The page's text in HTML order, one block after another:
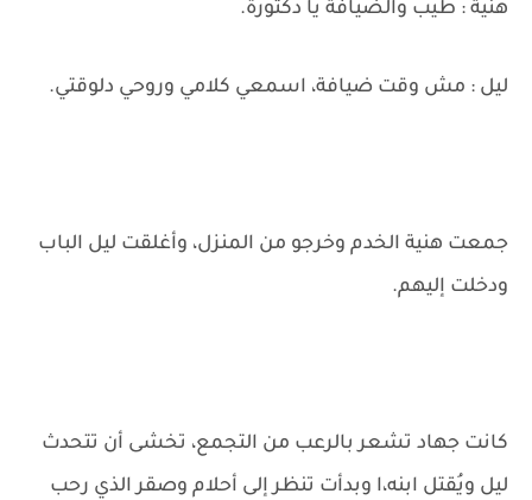
هنية : طيب والضيافة يا دكتورة.
ليل : مش وقت ضيافة، اسمعي كلامي وروحي دلوقتي.
جمعت هنية الخدم وخرجو من المنزل، وأغلقت ليل الباب
ودخلت إليهم.
كانت جهاد تشعر بالرعب من التجمع، تخشى أن تتحدث
ليل ويُقتل ابنه،ا وبدأت تنظر إلى أحلام وصقر الذي رحب